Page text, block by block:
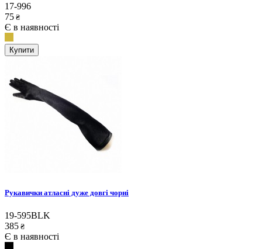
17-996
75 ₴
Є в наявності
Купити
Рукавички атласні дуже довгі чорні
19-595BLK
385 ₴
Є в наявності